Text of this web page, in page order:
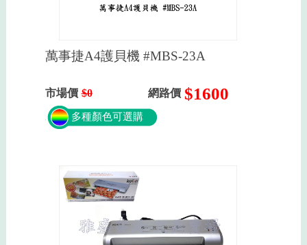
萬事捷A4護貝機 #MBS-23A
市場價 $0 網路價 $1600
多種顏色可選購